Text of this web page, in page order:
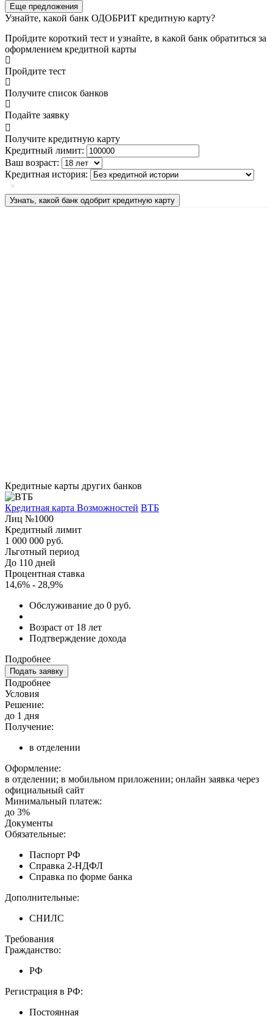
Еще предложения
Узнайте, какой банк ОДОБРИТ кредитную карту?
Пройдите короткий тест и узнайте, в какой банк обратиться за
оформлением кредитной карты
Пройдите тест
Получите список банков
Подайте заявку
Получите кредитную карту
Кредитный лимит:
Ваш возраст:
Кредитная история:
Узнать, какой банк одобрит кредитную карту
Кредитные карты других банков
Кредитная карта Возможностей ВТБ
Лиц №1000
Кредитный лимит
1 000 000 руб.
Льготный период
До 110 дней
Процентная ставка
14,6% - 28,9%
Обслуживание до 0 руб.
Возраст от 18 лет
Подтверждение дохода
Подробнее
Подать заявку
Подробнее
Условия
Решение:
до 1 дня
Получение:
в отделении
Оформление:
в отделении; в мобильном приложении; онлайн заявка через
официальный сайт
Минимальный платеж:
до 3%
Документы
Обязательные:
Паспорт РФ
Справка 2-НДФЛ
Справка по форме банка
Дополнительные:
СНИЛС
Требования
Гражданство:
РФ
Регистрация в РФ:
Постоянная